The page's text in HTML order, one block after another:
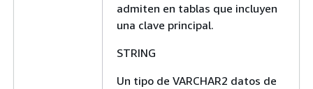
admiten en tablas que incluyen
una clave principal.
STRING
Un tipo de VARCHAR2 datos de